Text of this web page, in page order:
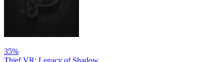
35%
Thief VR: Legacy of Shadow